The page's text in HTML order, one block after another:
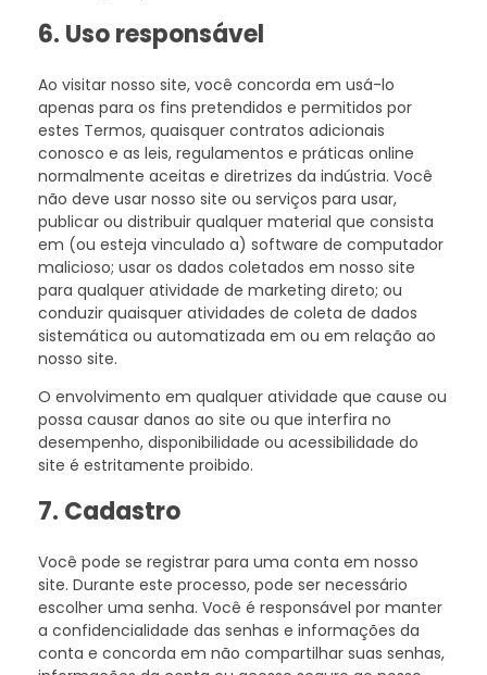
6. Uso responsável
Ao visitar nosso site, você concorda em usá-lo
apenas para os fins pretendidos e permitidos por
estes Termos, quaisquer contratos adicionais
conosco e as leis, regulamentos e práticas online
normalmente aceitas e diretrizes da indústria. Você
não deve usar nosso site ou serviços para usar,
publicar ou distribuir qualquer material que consista
em (ou esteja vinculado a) software de computador
malicioso; usar os dados coletados em nosso site
para qualquer atividade de marketing direto; ou
conduzir quaisquer atividades de coleta de dados
sistemática ou automatizada em ou em relação ao
nosso site.
O envolvimento em qualquer atividade que cause ou
possa causar danos ao site ou que interfira no
desempenho, disponibilidade ou acessibilidade do
site é estritamente proibido.
7. Cadastro
Você pode se registrar para uma conta em nosso
site. Durante este processo, pode ser necessário
escolher uma senha. Você é responsável por manter
a confidencialidade das senhas e informações da
conta e concorda em não compartilhar suas senhas,